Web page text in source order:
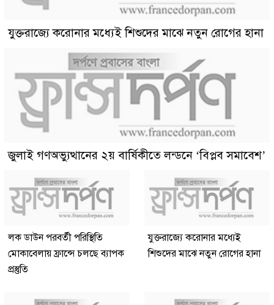
যুক্তরাজ্যে করোনার মধ্যেই শিশুদের মাঝে নতুন রোগের হানা
জুলাই গণঅভ্যুত্থানের ২য় বার্ষিকীতে লন্ডনে ‘বিপ্লব সমাবেশ’
লক ডাউন পরবর্তী পরিস্থিতি
মোকাবেলায় ফ্রান্সে চলছে ব্যাপক
প্রস্তুতি
যুক্তরাজ্যে করোনার মধ্যেই
শিশুদের মাঝে নতুন রোগের হানা